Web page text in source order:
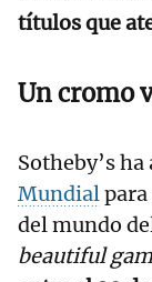
títulos que
Un cromo
Sotheby’s
Mundial
del mundo
beautiful